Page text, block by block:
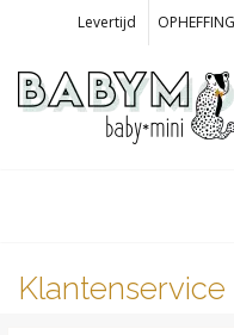
Levertijd
Klantenservice